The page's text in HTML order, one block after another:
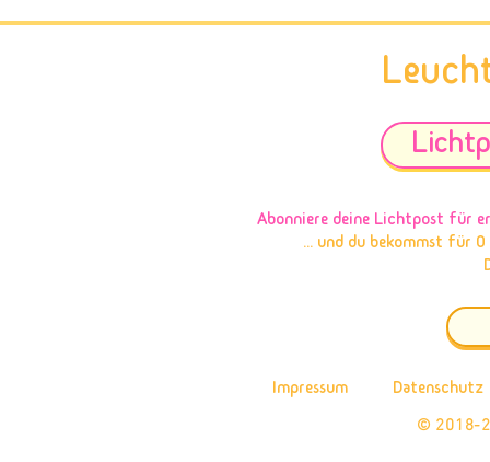
Abonniere deine Lichtpost für
... und du bekommst für
Impressum Datenschutz
© 2018-